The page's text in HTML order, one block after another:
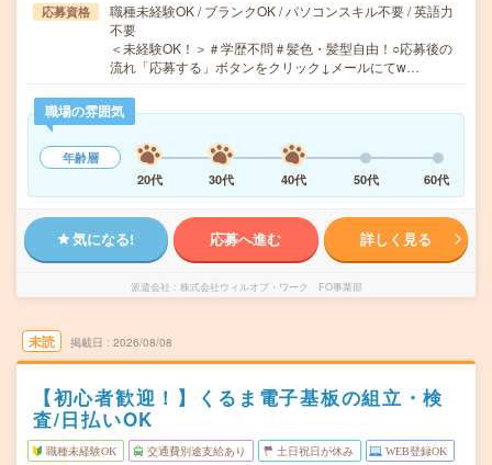
応募資格
職種未経験OK / ブランクOK / パソコンスキル不要 / 英語力
不要
＜未経験OK！＞＃学歴不問＃髪色・髪型自由！○応募後の
流れ「応募する」ボタンをクリック↓メールにてw…
職場の雰囲気
年齢層
20代
30代 40代 50代 60代
気になる! 応募へ進む 詳しく見る
派遣会社 株式会社ウィルオブ・ワーク FO事業部
未読 掲載日 2026/08/08
【初心者歓迎！】くるま電子基板の組立・検
査/日払いOK
職種未経験OK 交通費別途支給あり 土日祝日が休み WEB登録OK